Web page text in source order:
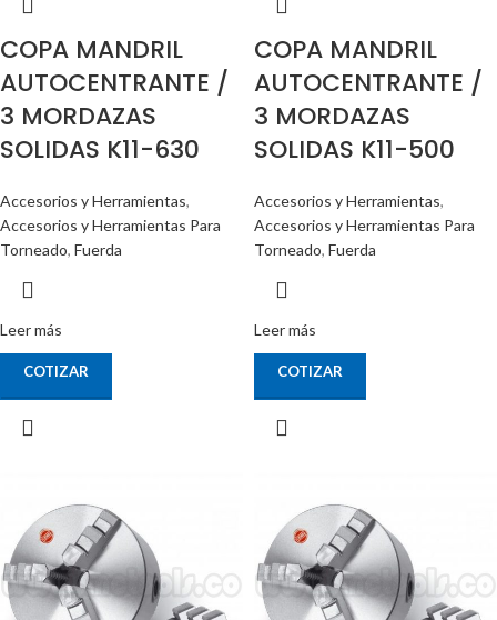
COPA MANDRIL
AUTOCENTRANTE /
3 MORDAZAS
SOLIDAS K11-630
Accesorios y Herramientas,
Accesorios y Herramientas Para
Torneado, Fuerda
Leer más
COTIZAR
COPA MANDRIL
AUTOCENTRANTE /
3 MORDAZAS
SOLIDAS K11-500
Accesorios y Herramientas,
Accesorios y Herramientas Para
Torneado, Fuerda
Leer más
COTIZAR